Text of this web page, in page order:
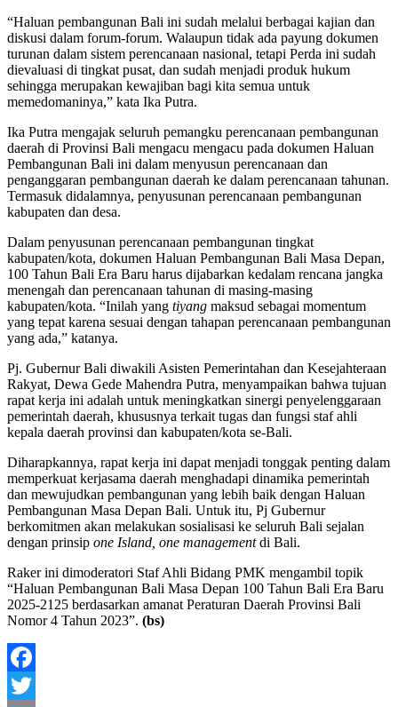
“Haluan pembangunan Bali ini sudah melalui berbagai kajian dan
diskusi dalam forum-forum. Walaupun tidak ada payung dokumen
turunan dalam sistem perencanaan nasional, tetapi Perda ini sudah
dievaluasi di tingkat pusat, dan sudah menjadi produk hukum
sehingga merupakan kewajiban bagi kita semua untuk
memedomaninya,” kata Ika Putra.
Ika Putra mengajak seluruh pemangku perencanaan pembangunan
daerah di Provinsi Bali mengacu mengacu pada dokumen Haluan
Pembangunan Bali ini dalam menyusun perencanaan dan
penganggaran pembangunan daerah ke dalam perencanaan tahunan.
Termasuk didalamnya, penyusunan perencanaan pembangunan
kabupaten dan desa.
Dalam penyusunan perencanaan pembangunan tingkat
kabupaten/kota, dokumen Haluan Pembangunan Bali Masa Depan,
100 Tahun Bali Era Baru harus dijabarkan kedalam rencana jangka
menengah dan perencanaan tahunan di masing-masing
kabupaten/kota. “Inilah yang tiyang maksud sebagai momentum
yang tepat karena sesuai dengan tahapan perencanaan pembangunan
yang ada,” katanya.
Pj. Gubernur Bali diwakili Asisten Pemerintahan dan Kesejahteraan
Rakyat, Dewa Gede Mahendra Putra, menyampaikan bahwa tujuan
rapat kerja ini adalah untuk meningkatkan sinergi penyelenggaraan
pemerintah daerah, khususnya terkait tugas dan fungsi staf ahli
kepala daerah provinsi dan kabupaten/kota se-Bali.
Diharapkannya, rapat kerja ini dapat menjadi tonggak penting dalam
memperkuat kerjasama daerah menghadapi dinamika pemerintah
dan mewujudkan pembangunan yang lebih baik dengan Haluan
Pembangunan Masa Depan Bali. Untuk itu, Pj Gubernur
berkomitmen akan melakukan sosialisasi ke seluruh Bali sejalan
dengan prinsip one Island, one managementdi Bali.
Raker ini dimoderatori Staf Ahli Bidang PMK mengambil topik
“Haluan Pembangunan Bali Masa Depan 100 Tahun Bali Era Baru
2025-2125 berdasarkan amanat Peraturan Daerah Provinsi Bali
Nomor 4 Tahun 2023”. (bs)
Facebook